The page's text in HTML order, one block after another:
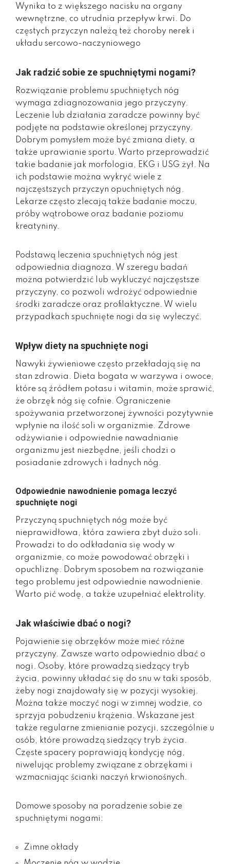
Wynika to z większego nacisku na organy
wewnętrzne, co utrudnia przepływ krwi. Do
częstych przyczyn należą też choroby nerek i
układu sercowo-naczyniowego
Jak radzić sobie ze spuchniętymi nogami?
Rozwiązanie problemu spuchniętych nóg
wymaga zdiagnozowania jego przyczyny.
Leczenie lub działania zaradcze powinny być
podjęte na podstawie określonej przyczyny.
Dobrym pomysłem może być zmiana diety, a
także uprawianie sportu. Warto przeprowadzić
takie badanie jak morfologia, EKG i USG żył. Na
ich podstawie można wykryć wiele z
najczęstszych przyczyn opuchniętych nóg.
Lekarze często zlecają także badanie moczu,
próby wątrobowe oraz badanie poziomu
kreatyniny.
Podstawą leczenia spuchniętych nóg jest
odpowiednia diagnoza. W szeregu badań
można potwierdzić lub wykluczyć najczęstsze
przyczyny, co pozwoli wdrożyć odpowiednie
środki zaradcze oraz profilaktyczne. W wielu
przypadkach spuchnięte nogi da się wyleczyć.
Wpływ diety na spuchnięte nogi
Nawyki żywieniowe często przekładają się na
stan zdrowia. Dieta bogata w warzywa i owoce,
które są źródłem potasu i witamin, może sprawić,
że obrzęk nóg się cofnie. Ograniczenie
spożywania przetworzonej żywności pozytywnie
wpłynie na ilość soli w organizmie. Zdrowe
odżywianie i odpowiednie nawadnianie
organizmu jest niezbędne, jeśli chodzi o
posiadanie zdrowych i ładnych nóg.
Odpowiednie nawodnienie pomaga leczyć
spuchnięte nogi
Przyczyną spuchniętych nóg może być
nieprawidłowa, która zawiera zbyt dużo soli.
Prowadzi to do odkładania się wody w
organizmie, co może powodować obrzęki i
opuchliznę. Dobrym sposobem na rozwiązanie
tego problemu jest odpowiednie nawodnienie.
Warto pić wodę, a także uzupełniać elektrolity.
Jak właściwie dbać o nogi?
Pojawienie się obrzęków może mieć różne
przyczyny. Zawsze warto odpowiednio dbać o
nogi. Osoby, które prowadzą siedzący tryb
życia, powinny układać się do snu w taki sposób,
żeby nogi znajdowały się w pozycji wysokiej.
Można także moczyć nogi w zimnej wodzie, co
sprzyja pobudzeniu krążenia. Wskazane jest
także regularne zmienianie pozycji, szczególnie u
osób, które prowadzą siedzący tryb życia.
Częste spacery poprawiają kondycję nóg,
niwelując problemy związane z obrzękami i
wzmacniając ścianki naczyń krwionośnych.
Domowe sposoby na poradzenie sobie ze
spuchniętymi nogami:
Zimne okłady